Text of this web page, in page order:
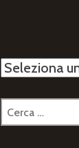
Categorie
Ricerca
per: